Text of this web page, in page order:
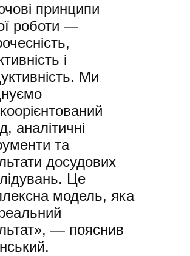
принципи
роботи —
і
Ми
аналітичні
та
досудових
Це
модель, яка
— пояснив